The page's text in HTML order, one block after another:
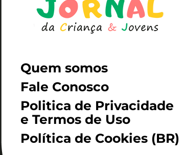
Quem somos
Fale Conosco
Politica de Privacidade
e Termos de Uso
Política de Cookies (BR)